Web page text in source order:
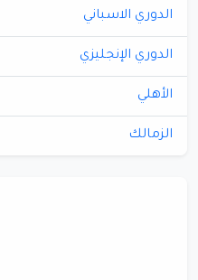
الدوري الاسباني
الدوري الإنجليزي
الأهلي
الزمالك